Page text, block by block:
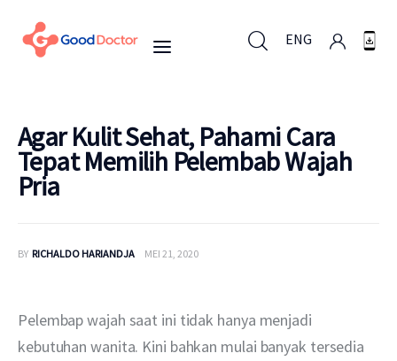
ENG
ENG
Berita
Agar Kulit Sehat, Pahami Cara
Tepat Memilih Pelembab Wajah
Pria
BY RICHALDO HARIANDJA MEI 21, 2020
Pelembap wajah saat ini tidak hanya menjadi
kebutuhan wanita. Kini bahkan mulai banyak tersedia